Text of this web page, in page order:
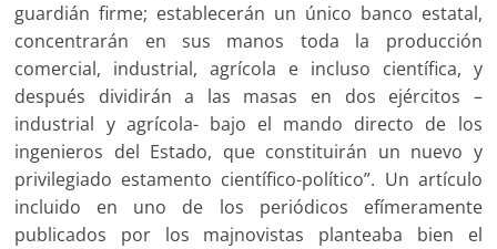
guardián firme; establecerán un único banco estatal,
concentrarán en sus manos toda la producción
comercial, industrial, agrícola e incluso científica, y
después dividirán a las masas en dos ejércitos –
industrial y agrícola- bajo el mando directo de los
ingenieros del Estado, que constituirán un nuevo y
privilegiado estamento científico-político”. Un artículo
incluido en uno de los periódicos efímeramente
publicados por los majnovistas planteaba bien el